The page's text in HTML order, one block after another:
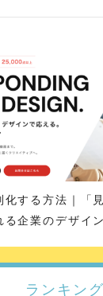
化する方法｜「
る企業のデザイ
ランキング